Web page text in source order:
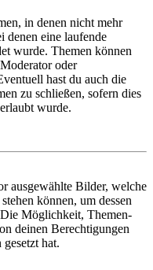
in denen nicht mehr
denen eine laufende
wurde. Themen können
oder
hast du auch die
zu schließen, sofern dies
wurde.
ausgewählte Bilder, welche
können, um dessen
Möglichkeit, Themen-
deinen Berechtigungen
hat.